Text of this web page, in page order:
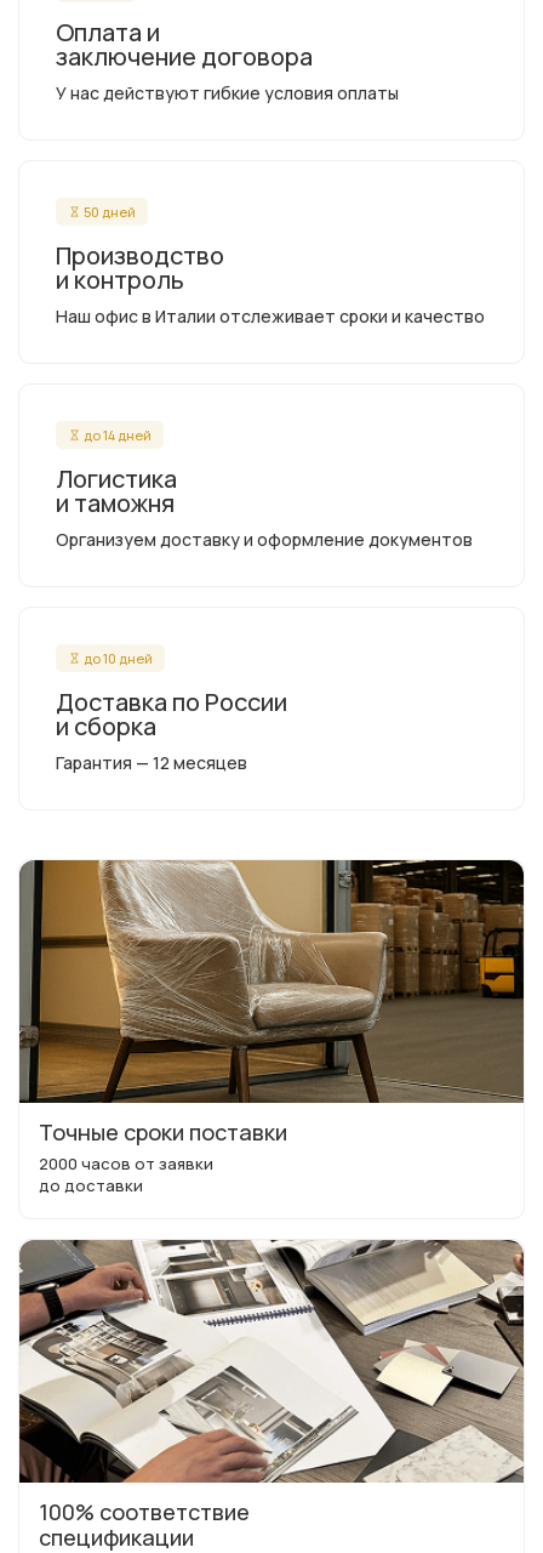
Оплата и
заключение договора
У нас действуют гибкие условия оплаты
50 дней
Производство
и контроль
Наш офис в Италии отслеживает сроки и качество
до 14 дней
Логистика
и таможня
Организуем доставку и оформление документов
до 10 дней
Доставка по России
и сборка
Гарантия — 12 месяцев
Точные сроки поставки
2000 часов от заявки
до доставки
100% соответствие
спецификации